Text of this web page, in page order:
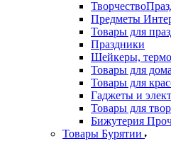
Предметы
Товары для
Праздники
Шейкеры,
Товары для
Товары для
Гаджеты и
Товары для
Бижутерия
Товары Бурятии